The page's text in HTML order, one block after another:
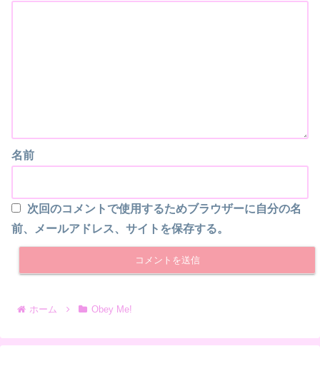
名前
次回のコメントで使用するためブラウザーに自分の名
前、メールアドレス、サイトを保存する。
ホーム Obey Me!